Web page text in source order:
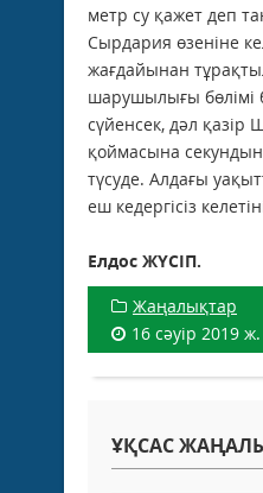
метр су қажет деп
Сырдария өзеніне
жағдайынан
шарушылығы бөлімі
сүйенсек, дәл қазір
қоймасына
түсуде. Алдағы
еш кедергісіз
Елдос ЖҮСІП.
Жаңалықтар
16 сәуір 2019 ж.
ҰҚСАС